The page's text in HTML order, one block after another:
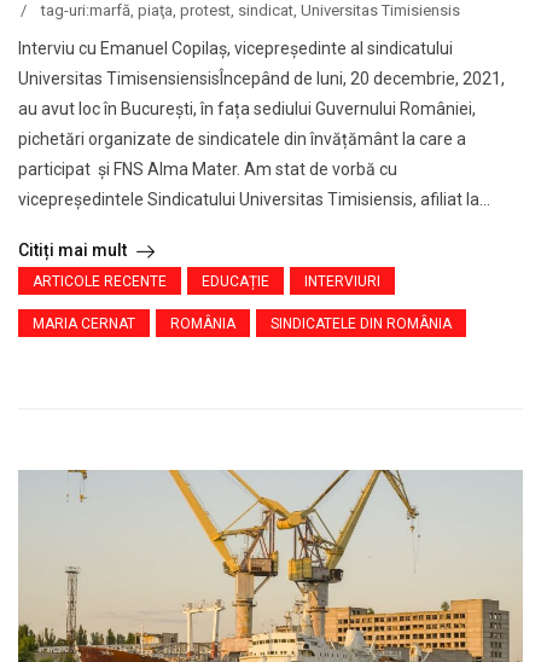
/
tag-uri:marfă, piaţa, protest, sindicat, Universitas Timisiensis
Interviu cu Emanuel Copilaș, vicepreședinte al sindicatului
Universitas TimisensiensisÎncepând de luni, 20 decembrie, 2021,
au avut loc în București, în fața sediului Guvernului României,
pichetări organizate de sindicatele din învățământ la care a
participat și FNS Alma Mater. Am stat de vorbă cu
vicepreședintele Sindicatului Universitas Timisiensis, afiliat la...
Citiți mai mult
ARTICOLE RECENTE EDUCAȚIE INTERVIURI
MARIA CERNAT ROMÂNIA SINDICATELE DIN ROMÂNIA